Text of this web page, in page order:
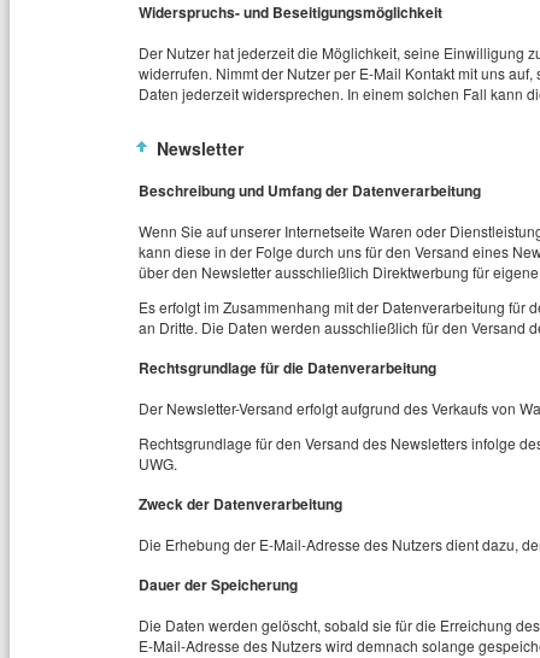
Widerspruchs- und Beseitigungsmöglichkeit
Der Nutzer hat jederzeit die Möglichkeit, seine Einwilligung
widerrufen. Nimmt der Nutzer per E-Mail Kontakt mit uns
Daten jederzeit widersprechen. In einem solchen Fall kann
Newsletter
Beschreibung und Umfang der Datenverarbeitung
Wenn Sie auf unserer Internetseite Waren oder
kann diese in der Folge durch uns für den Versand eines
über den Newsletter ausschließlich Direktwerbung für
Es erfolgt im Zusammenhang mit der Datenverarbeitung für
an Dritte. Die Daten werden ausschließlich für den Versand
Rechtsgrundlage für die Datenverarbeitung
Der Newsletter-Versand erfolgt aufgrund des Verkaufs von
Rechtsgrundlage für den Versand des Newsletters infolge
UWG.
Zweck der Datenverarbeitung
Die Erhebung der E-Mail-Adresse des Nutzers dient dazu,
Dauer der Speicherung
Die Daten werden gelöscht, sobald sie für die Erreichung
E-Mail-Adresse des Nutzers wird demnach solange